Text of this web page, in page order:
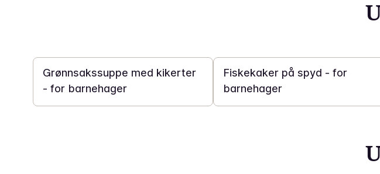
Grønnsakssuppe med kikerter
- for barnehager
Fiskekaker på spyd - for
barnehager